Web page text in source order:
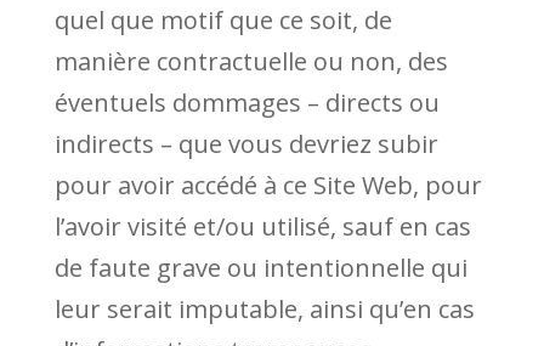
quel que motif que ce soit, de
manière contractuelle ou non, des
éventuels dommages – directs ou
indirects – que vous devriez subir
pour avoir accédé à ce Site Web, pour
l’avoir visité et/ou utilisé, sauf en cas
de faute grave ou intentionnelle qui
leur serait imputable, ainsi qu’en cas